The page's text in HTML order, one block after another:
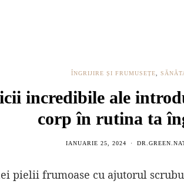
ÎNGRIJIRE ȘI FRUMUSEȚE
incredibile ale
corp în rutina ta
IANUARIE 25, 2024
pielii frumoase cu ajutorul